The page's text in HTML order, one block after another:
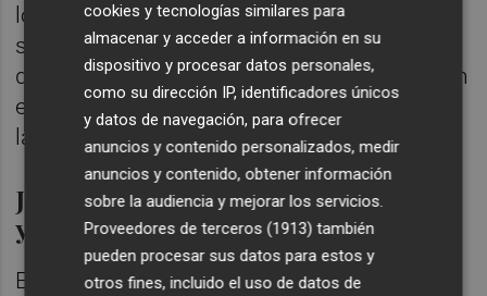
los vínculos familiares y fomentar un ocio
saludable y educativo, al tiempo que
dinamizan la vida social de la ciudad y ponen
en valor el importante trabajo que realizan
las asociaciones durante todo el año”.
Juegos para toda la familia
y lectura de manifiesto
El evento dará comienzo a las 11:30 horas y,
cookies y tecnologías similares para
almacenar y acceder a información en su
dispositivo y procesar datos personales,
como su dirección IP, identificadores únicos
y datos de navegación, para ofrecer
anuncios y contenido personalizados, medir
anuncios y contenido, obtener información
sobre la audiencia y mejorar los servicios.
Proveedores de terceros (1913) también
pueden procesar sus datos para estos y
otros fines, incluido el uso de datos de